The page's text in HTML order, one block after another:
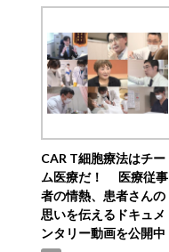
CAR T細胞療法はチー
ム医療だ！ 医療従事
者の情熱、患者さんの
思いを伝えるドキュメ
ンタリー動画を公開中